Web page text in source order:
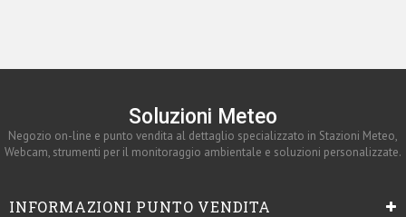
Soluzioni Meteo
Negozio on-line e punto vendita al dettaglio specializzato in Stazioni Meteo,
Webcam, strumenti per il monitoraggio ambientale e soluzioni personalizzate.
INFORMAZIONI PUNTO VENDITA